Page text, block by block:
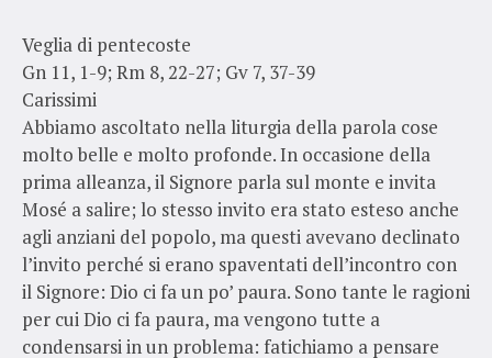
Veglia di pentecoste
Gn 11, 1-9; Rm 8, 22-27; Gv 7, 37-39
Carissimi
Abbiamo ascoltato nella liturgia della parola cose
molto belle e molto profonde. In occasione della
prima alleanza, il Signore parla sul monte e invita
Mosé a salire; lo stesso invito era stato esteso anche
agli anziani del popolo, ma questi avevano declinato
l’invito perché si erano spaventati dell’incontro con
il Signore: Dio ci fa un po’ paura. Sono tante le ragioni
per cui Dio ci fa paura, ma vengono tutte a
condensarsi in un problema: fatichiamo a pensare